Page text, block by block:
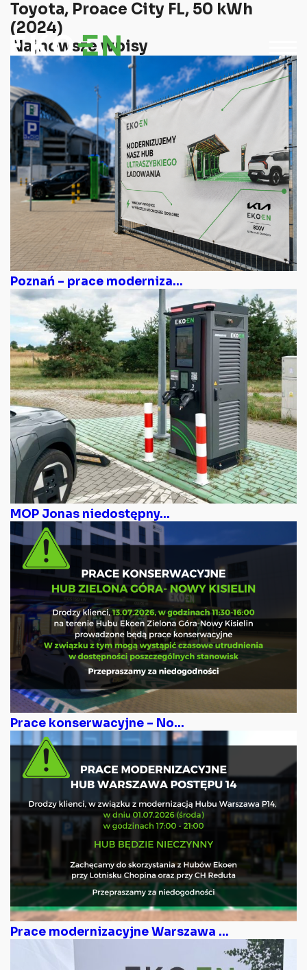
Toyota, Proace City FL, 50 kWh
(2024)
Najnowsze wpisy
Poznań – prace moderniza...
MOP Jonas niedostępny...
Prace konserwacyjne – No...
Prace modernizacyjne Warszawa ...